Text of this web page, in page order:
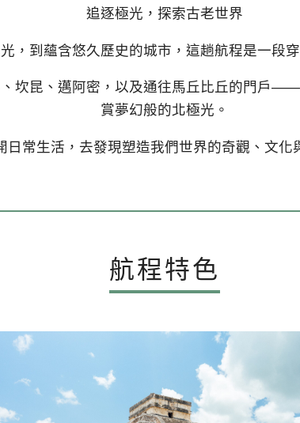
追逐極光，探索古老世界
，到蘊含悠久歷史的城市，這趟航程是一段
坎昆、邁阿密，以及通往馬丘比丘的門戶
賞夢幻般的北極光。
日常生活，去發現塑造我們世界的奇觀、文化
航程特色